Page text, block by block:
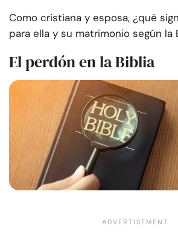
Como cristiana y esposa, ¿qué
para ella y su matrimonio según la
El perdón en la Biblia